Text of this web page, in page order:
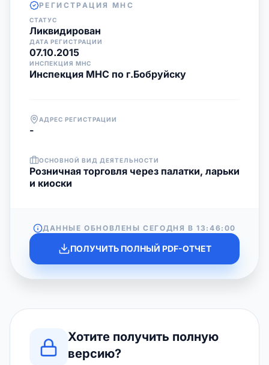
РЕГИСТРАЦИЯ МНС
СТАТУС
Ликвидирован
ДАТА РЕГИСТРАЦИИ
07.10.2015
ИНСПЕКЦИЯ МНС
Инспекция МНС по г.Бобруйску
АДРЕС РЕГИСТРАЦИИ
-
ОСНОВНОЙ ВИД ДЕЯТЕЛЬНОСТИ
Розничная торговля через палатки, ларьки
и киоски
ДАННЫЕ ОБНОВЛЕНЫ СЕГОДНЯ В13:46:00
ПОЛУЧИТЬ ПОЛНЫЙ PDF-ОТЧЕТ
Хотите получить полную
версию?